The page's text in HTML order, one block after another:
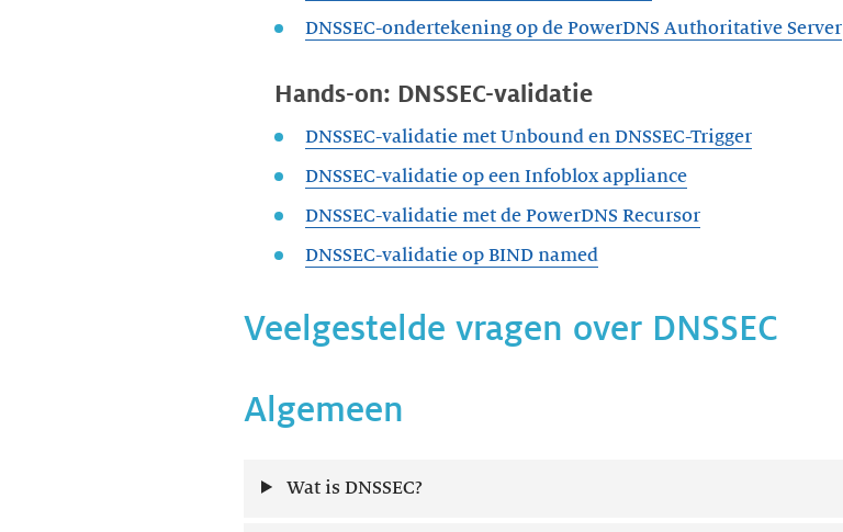
DNSSEC-ondertekening op de PowerDNS Authoritative Server
Hands-on: DNSSEC-validatie
DNSSEC-validatie met Unbound en DNSSEC-Trigger
DNSSEC-validatie op een Infoblox appliance
DNSSEC-validatie met de PowerDNS Recursor
DNSSEC-validatie op BIND named
Veelgestelde vragen over DNSSEC
Algemeen
Wat is DNSSEC?